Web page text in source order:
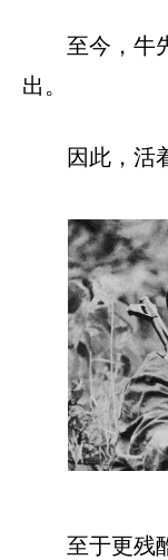
至今，牛
出。
因此，活
至于更残